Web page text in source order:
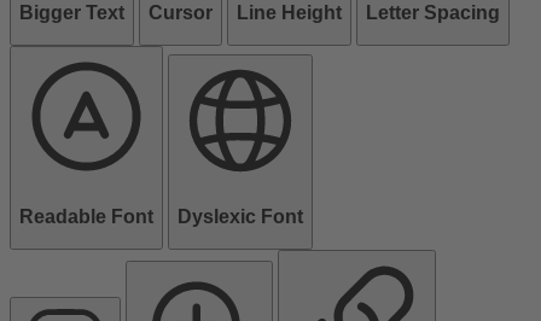
Bigger Text Cursor Line Height Letter Spacing
Readable Font Dyslexic Font